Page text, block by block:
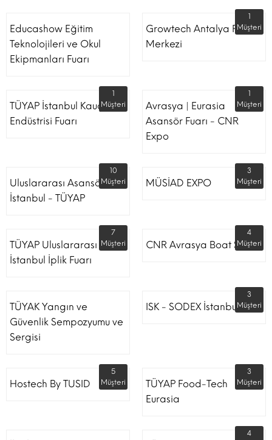
Educashow Eğitim
Teknolojileri ve Okul
Ekipmanları Fuarı
Growtech Antalya Fuar
Merkezi
1
Müşteri
TÜYAP İstanbul Kauçuk
Endüstrisi Fuarı
1
Müşteri
Avrasya | Eurasia
Asansör Fuarı - CNR
Expo
1
Müşteri
Uluslararası Asansör
İstanbul - TÜYAP
10
Müşteri
MÜSİAD EXPO
3
Müşteri
TÜYAP Uluslararası
İstanbul İplik Fuarı
7
Müşteri
CNR Avrasya Boat Show
4
Müşteri
TÜYAK Yangın ve
Güvenlik Sempozyumu ve
Sergisi
ISK - SODEX İstanbul
3
Müşteri
Hostech By TUSID
5
Müşteri
TÜYAP Food-Tech
Eurasia
3
Müşteri
4